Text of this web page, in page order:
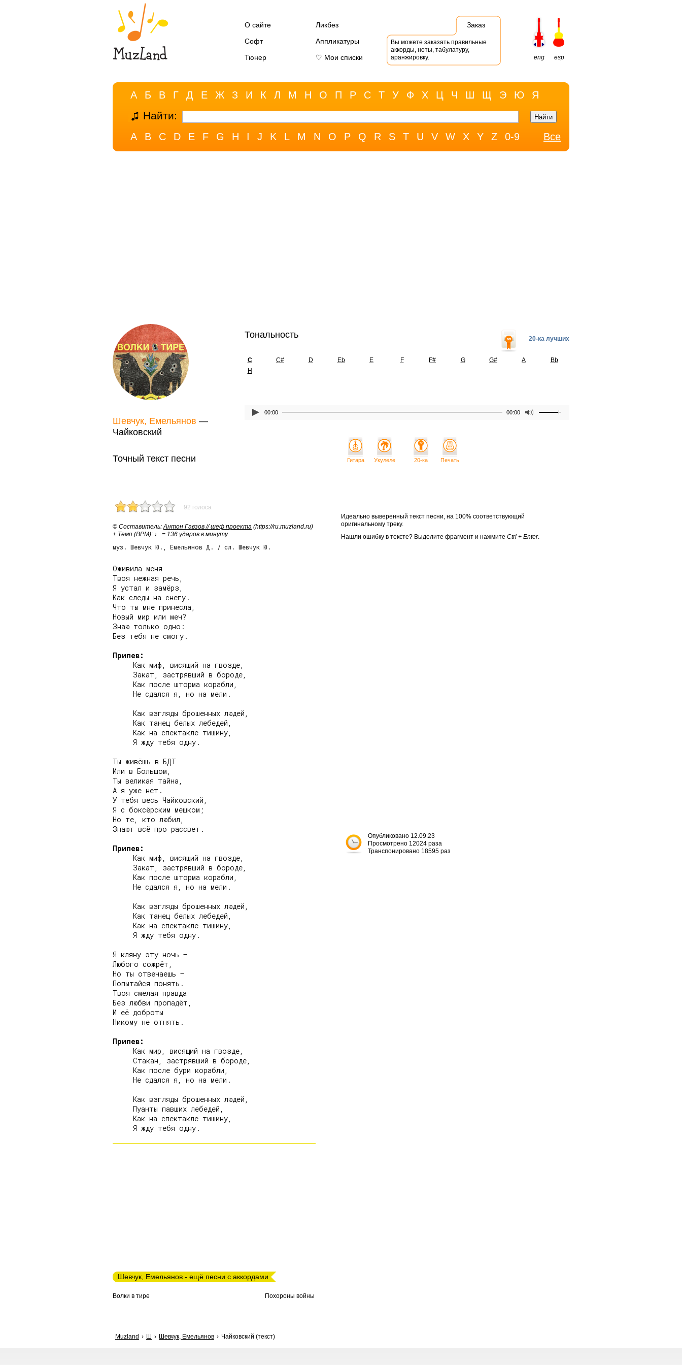
О сайте
Ликбез
Софт
Аппликатуры
Тюнер
♡ Мои списки
Заказ
Вы можете заказать правильные
аккорды, ноты, табулатуру,
аранжировку.
eng esp
А Б В Г Д Е Ж З И К Л М Н О П Р С Т У Ф Х Ц Ч Ш Щ Э Ю Я
Найти:
A B C D E F G H I J K L M N O P Q R S T U V W X Y Z 0-9 Все
Шевчук, Емельянов —
Чайковский
Тональность 20-ка лучших
C C# D Eb E F F# G G# A
Bb
H
00:00 00:00
Точный текст песни
92 голоса
© Cоставитель:Антон Гавзов // шеф проекта (https://ru.muzland.ru)
± Темп (BPM): ♩ = 136 ударов в минуту
муз. Шевчук Ю., Емельянов Д. / сл. Шевчук Ю.
Оживила меня
Твоя нежная речь,
Я устал и замёрз,
Как следы на снегу.
Что ты мне принесла,
Новый мир или меч?
Знаю только одно:
Без тебя не смогу.
Припев:
     Как миф, висящий на гвозде,
     Закат, застрявший в бороде,
     Как после шторма корабли,
     Не сдался я, но на мели.
     Как взгляды брошенных людей,
     Как танец белых лебедей,
     Как на спектакле тишину,
     Я жду тебя одну.
Ты живёшь в БДТ
Или в Большом,
Ты великая тайна,
А я уже нет.
У тебя весь Чайковский,
Я с боксёрским мешком;
Но те, кто любил,
Знают всё про рассвет.
Припев:
     Как миф, висящий на гвозде,
     Закат, застрявший в бороде,
     Как после шторма корабли,
     Не сдался я, но на мели.
     Как взгляды брошенных людей,
     Как танец белых лебедей,
     Как на спектакле тишину,
     Я жду тебя одну.
Я кляну эту ночь –
Любого сожрёт,
Но ты отвечаешь –
Попытайся понять.
Твоя смелая правда
Без любви пропадёт,
И её доброты
Никому не отнять.
Припев:
     Как мир, висящий на гвозде,
     Стакан, застрявший в бороде,
     Как после бури корабли,
     Не сдался я, но на мели.
     Как взгляды брошенных людей,
     Пуанты павших лебедей,
     Как на спектакле тишину,
Гитара Укулеле 20-ка Печать
Идеально выверенный текст песни, на 100% соответствующий
оригинальному треку.
Нашли ошибку в тексте? Выделите фрагмент и нажмите Ctrl + Enter.
Опубликовано 12.09.23
Просмотрено 12024 раза
Транспонировано 18595 раз
Шевчук, Емельянов - ещё песни с аккордами
Волки в тире Похороны войны
Muzland Ш Шевчук, Емельянов Чайковский (текст)